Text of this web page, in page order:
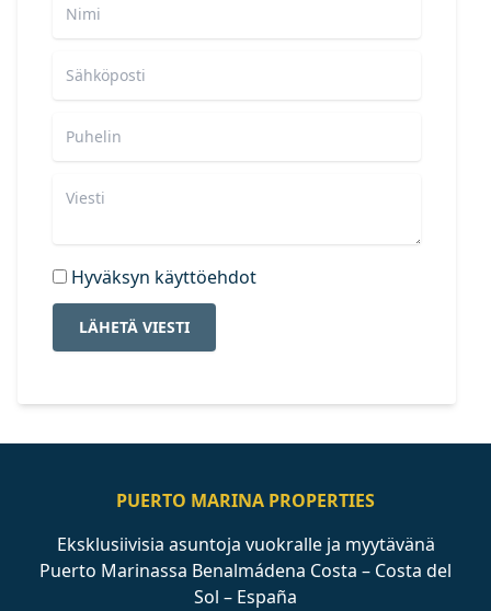
Hyväksyn käyttöehdot
LÄHETÄ VIESTI
PUERTO MARINA PROPERTIES
Eksklusiivisia asuntoja vuokralle ja myytävänä
Puerto Marinassa Benalmádena Costa – Costa del
Sol – España